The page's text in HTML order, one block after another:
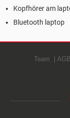
Kopfhörer am
Bluetooth laptop
Team AGB